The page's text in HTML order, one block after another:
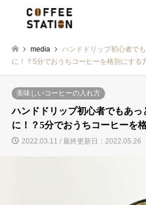
media
ハンドドリップ初心者で
に！？5分でおうちコーヒーを格別にする
美味しいコーヒーの入れ方
ハンドドリップ初心者でもあ
に！？5分でおうちコーヒーを
2022.03.11 / 最終更新日：2022.05.26